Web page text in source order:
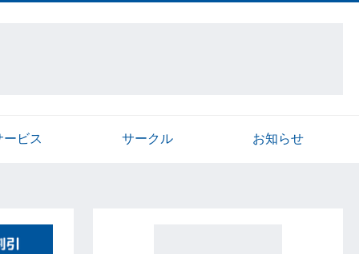
ービス サークル お知らせ